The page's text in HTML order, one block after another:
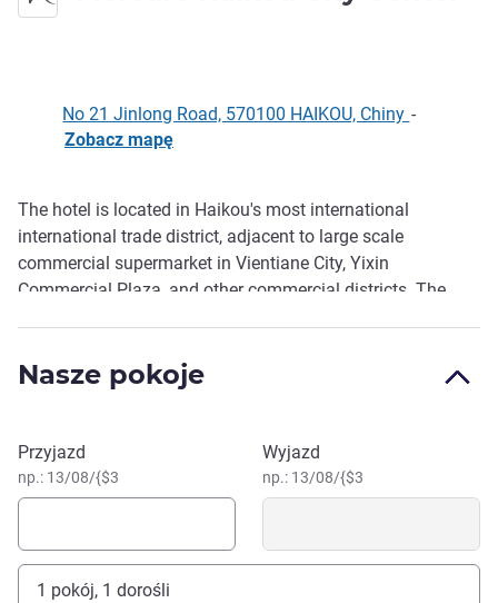
No 21 Jinlong Road, 570100 HAIKOU, Chiny -
Zobacz mapę
Opis
The hotel is located in Haikou's most international
international trade district, adjacent to large scale
commercial supermarket in Vientiane City, Yixin
Commercial Plaza, and other commercial districts. The
room, conference room and other facilities, the hotel
Nasze pokoje
Zarezerwuj ten hotel
Przyjazd
np.: 13/08/{$3
Wyjazd
np.: 13/08/{$3
1 pokój, 1 dorośli